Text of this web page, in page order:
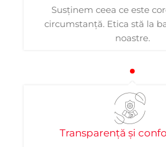
Susținem ceea ce este
circumstanță. Etica stă la
noastre.
Transparență și